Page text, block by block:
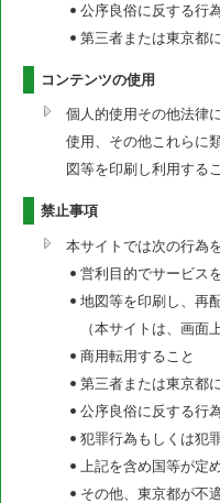
公序良俗に反する行
第三者または東京都
コンテンツの使用
個人的使用その他法律
使用、その他これらに
図等を印刷し利用する
禁止事項
本サイトでは次の行為
営利目的でサービス
地図等を印刷し、再
（本サイトは、画
商用転用すること
第三者または東京都
公序良俗に反する行
犯罪行為もしくは犯
上記を含め国等が定
その他、東京都が不